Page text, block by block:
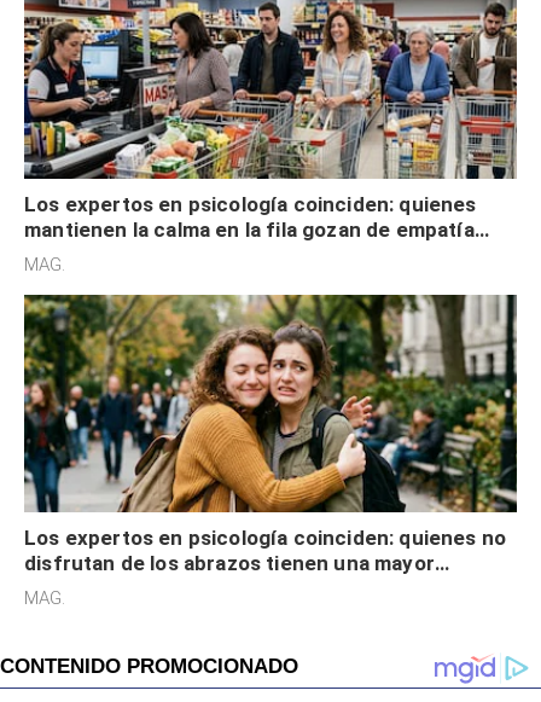
Los expertos en psicología coinciden: quienes
mantienen la calma en la fila gozan de empatía
cognitiva, gratitud y no solo tienen autocontrol
MAG.
Los expertos en psicología coinciden: quienes no
disfrutan de los abrazos tienen una mayor
sensibilidad a los estímulos físicos y no es por
MAG.